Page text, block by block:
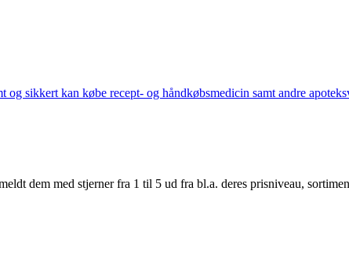
sikkert kan købe recept- og håndkøbsmedicin samt andre
dem med stjerner fra 1 til 5 ud fra bl.a. deres prisniveau,